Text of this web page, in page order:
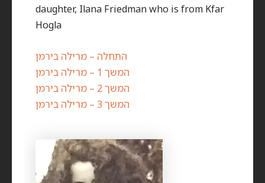
daughter, Ilana Friedman who is from Kfar
Hogla
התחלה – מרילה בירמן
המשך 1 – מרילה בירמן
המשך 2 – מרילה בירמן
המשך 3 – מרילה בירמן